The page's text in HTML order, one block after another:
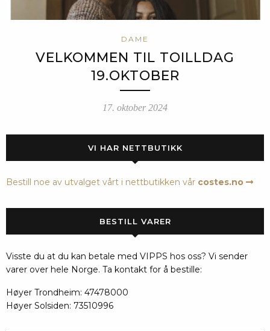
DAME
VELKOMMEN TIL TOILLDAG
19.OKTOBER
17. oktober 2024
VI HAR NETTBUTIKK
Bestill noe av utvalget vårt i nettbutikken vår costes.no
BESTILL VARER
Visste du at du kan betale med VIPPS hos oss? Vi sender
varer over hele Norge. Ta kontakt for å bestille:
Høyer Trondheim: 47478000
Høyer Solsiden: 73510996